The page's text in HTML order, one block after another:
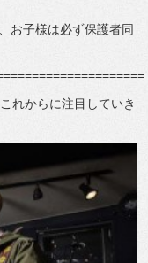
お子様は必ず保護者同
れからに注目していき